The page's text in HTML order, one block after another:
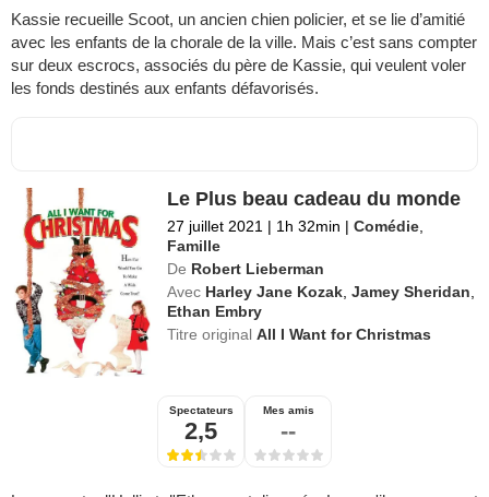
Kassie recueille Scoot, un ancien chien policier, et se lie d’amitié
avec les enfants de la chorale de la ville. Mais c’est sans compter
sur deux escrocs, associés du père de Kassie, qui veulent voler
les fonds destinés aux enfants défavorisés.
Le Plus beau cadeau du monde
27 juillet 2021 | 1h 32min | Comédie
Famille
De Robert Lieberman
Avec Harley Jane Kozak ,Jamey Sheridan
Ethan Embry
Titre originalAll I Want for Christmas
Spectateurs
2,5
Mes amis
--